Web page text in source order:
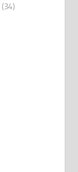
(34)